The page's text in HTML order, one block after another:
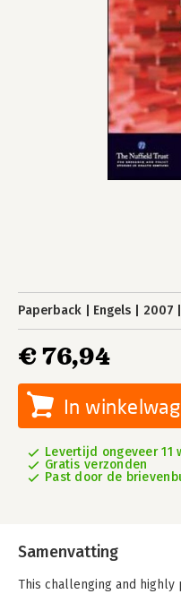
Paperback Engels 2007
€ 76,94
In
Levertijd ongeveer 11
Gratis verzonden
Past door de
Samenvatting
This challenging and